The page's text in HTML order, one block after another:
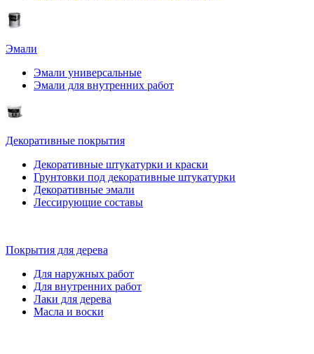
Эмали
Эмали универсальные
Эмали для внутренних работ
Декоративные покрытия
Декоративные штукатурки и краски
Грунтовки под декоративные штукатурки
Декоративные эмали
Лессирующие составы
Покрытия для дерева
Для наружных работ
Для внутренних работ
Лаки для дерева
Масла и воски